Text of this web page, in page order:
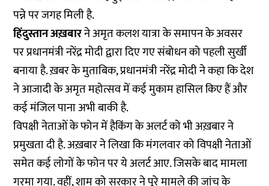
पन्ने पर जगह मिली है.
हिंदुस्तान अख़बारने अमृत कलश यात्रा के समापन के अवसर
पर प्रधानमंत्री नरेंद्र मोदी द्वारा दिए गए संबोधन को पहली सुर्खी
बनाया है. ख़बर के मुताबिक, प्रधानमंत्री नरेंद्र मोदी ने कहा कि देश
ने आजादी के अमृत महोत्सव में कई मुकाम हासिल किए हैं और
कई मंजिल पाना अभी बाकी है.
विपक्षी नेताओं के फोन में हैकिंग के अलर्ट को भी अख़बार ने
प्रमुखता दी है. अख़बार ने लिखा कि मंगलवार को विपक्षी नेताओं
समेत कई लोगों के फोन पर ये अलर्ट आए. जिसके बाद मामला
गरमा गया. वहीं, शाम को सरकार ने पूरे मामले की जांच के